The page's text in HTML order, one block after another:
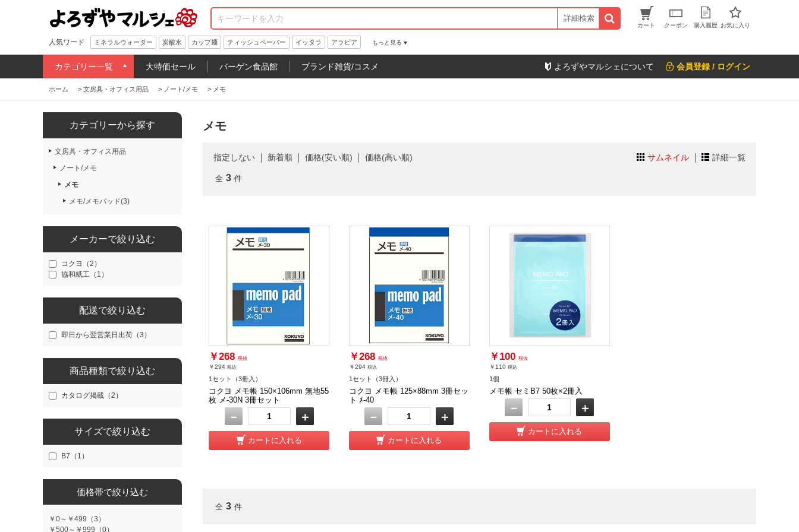
詳細検索
カート クーポン 購入履歴 お気に入り
人気ワード ミネラルウォーター 炭酸水 カップ麺 ティッシュペーパー イッタラ アラビア もっと見る
カテゴリー一覧 大特価セール バーゲン食品館 ブランド雑貨/コスメ よろずやマルシェについて 会員登録 / ログイン
ホーム > 文房具・オフィス用品 > ノート/メモ > メモ
カテゴリーから探す
文房具・オフィス用品
ノート/メモ
メモ
メモ/メモパッド(3)
メーカーで絞り込む
コクヨ（2）
協和紙工（1）
配送で絞り込む
即日から翌営業日出荷（3）
商品種類で絞り込む
カタログ掲載（2）
サイズで絞り込む
B7（1）
価格帯で絞り込む
￥0～￥499（3）
￥500～￥999（0）
メモ
サムネイル 詳細一覧
指定しない 新着順 価格(安い順) 価格(高い順)
全 3 件
￥268 税抜
￥294 税込
1セット（3冊入）
コクヨ メモ帳 150×106mm 無地55
枚 メ-30N 3冊セット
－ ＋
カートに入れる
￥268 税抜
￥294 税込
1セット（3冊入）
コクヨ メモ帳 125×88mm 3冊セッ
ト ﾒ-40
－ ＋
カートに入れる
￥100 税抜
￥110 税込
1個
メモ帳 セミB7 50枚×2冊入
－ ＋
カートに入れる
全 3 件